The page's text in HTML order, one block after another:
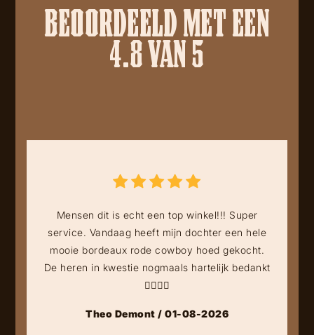
BEOORDEELD MET EEN
4.8 VAN 5
Mensen dit is echt een top winkel!!! Super
service. Vandaag heeft mijn dochter een hele
mooie bordeaux rode cowboy hoed gekocht.
De heren in kwestie nogmaals hartelijk bedankt
👍🏻👍🏻
Theo Demont / 01-08-2026